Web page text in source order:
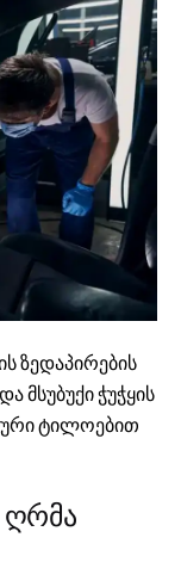
ზედაპირების
მსუბუქი ჭუჭყის
ტილოებით
ღრმა